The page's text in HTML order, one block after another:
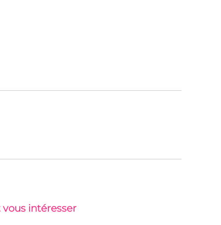
intéresser